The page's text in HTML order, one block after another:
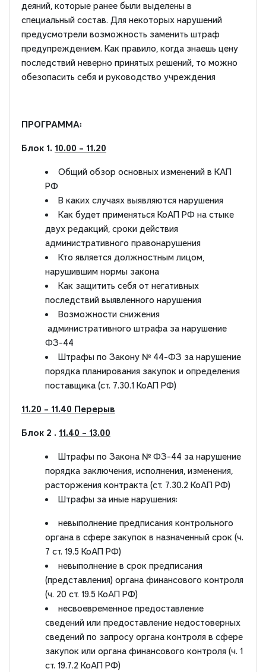
деяний, которые ранее были выделены в
специальный состав. Для некоторых нарушений
предусмотрели возможность заменить штраф
предупреждением. Как правило, когда знаешь цену
последствий неверно принятых решений, то можно
обезопасить себя и руководство учреждения
ПРОГРАММА:
Блок 1. 10.00 – 11.20
Общий обзор основных изменений в КАП
РФ
В каких случаях выявляются нарушения
Как будет применяться КоАП РФ на стыке
двух редакций, сроки действия
административного правонарушения
Кто является должностным лицом,
нарушившим нормы закона
Как защитить себя от негативных
последствий выявленного нарушения
Возможности снижения
административного штрафа за нарушение
ФЗ-44
Штрафы по Закону № 44-ФЗ за нарушение
порядка планирования закупок и определения
поставщика (ст. 7.30.1 КоАП РФ)
1 1.20 – 11 .40 Перерыв
Блок 2 . 11.40 – 13.00
Штрафы по Закона № ФЗ-44 за нарушение
порядка заключения, исполнения, изменения,
расторжения контракта (ст. 7.30.2 КоАП РФ)
Штрафы за иные нарушения:
невыполнение предписания контрольного
органа в сфере закупок в назначенный срок (ч.
7 ст. 19.5 КоАП РФ)
невыполнение в срок предписания
(представления) органа финансового контроля
(ч. 20 ст. 19.5 КоАП РФ)
несвоевременное предоставление
сведений или предоставление недостоверных
сведений по запросу органа контроля в сфере
закупок или органа финансового контроля (ч. 1
ст. 19.7.2 КоАП РФ)